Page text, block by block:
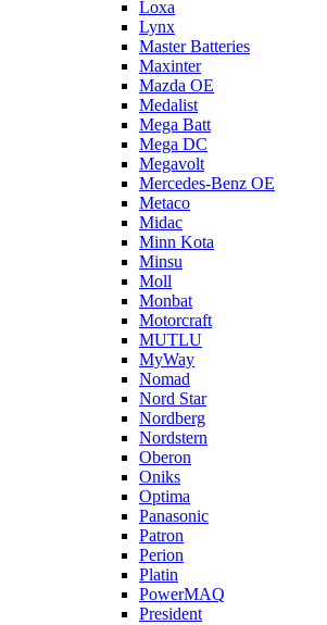
Loxa
Lynx
Master Batteries
Maxinter
Mazda OE
Medalist
Mega Batt
Mega DC
Megavolt
Mercedes-Benz OE
Metaco
Midac
Minn Kota
Minsu
Moll
Monbat
Motorcraft
MUTLU
MyWay
Nomad
Nord Star
Nordberg
Nordstern
Oberon
Oniks
Optima
Panasonic
Patron
Perion
Platin
PowerMAQ
President